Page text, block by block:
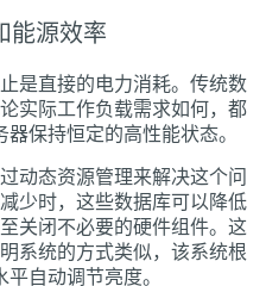
能源效率
是直接的电力消耗。传统数
实际工作负载需求如何，都
保持恒定的高性能状态。
动态资源管理来解决这个问
少时，这些数据库可以降低
关闭不必要的硬件组件。这
系统的方式类似，该系统根
自动调节亮度。